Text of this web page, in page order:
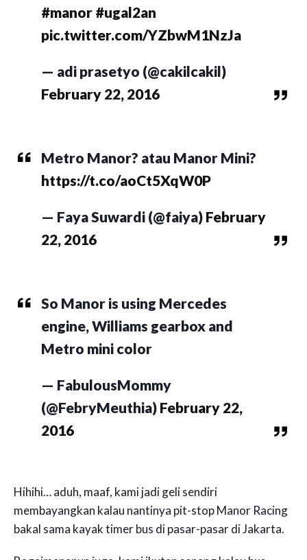
#manor #ugal2an
pic.twitter.com/YZbwM1NzJa
— adi prasetyo (@cakilcakil)
February 22, 2016
Metro Manor? atau Manor Mini?
https://t.co/aoCt5XqW0P
— Faya Suwardi (@faiya) February
22, 2016
So Manor is using Mercedes
engine, Williams gearbox and
Metro mini color
— FabulousMommy
(@FebryMeuthia) February 22,
2016
Hihihi… aduh, maaf, kami jadi geli sendiri
membayangkan kalau nantinya pit-stop Manor Racing
bakal sama kayak timer bus di pasar-pasar di Jakarta.